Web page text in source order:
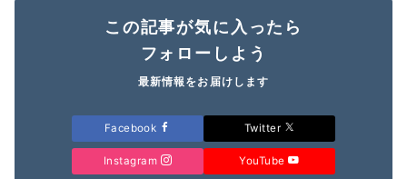
この記事が気に入ったら
フォローしよう
最新情報をお届けします
Facebook Twitter
Instagram YouTube